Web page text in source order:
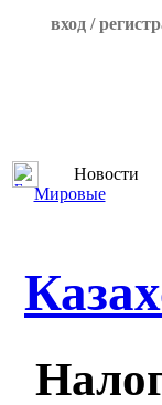
вход /
Новости
Мировые